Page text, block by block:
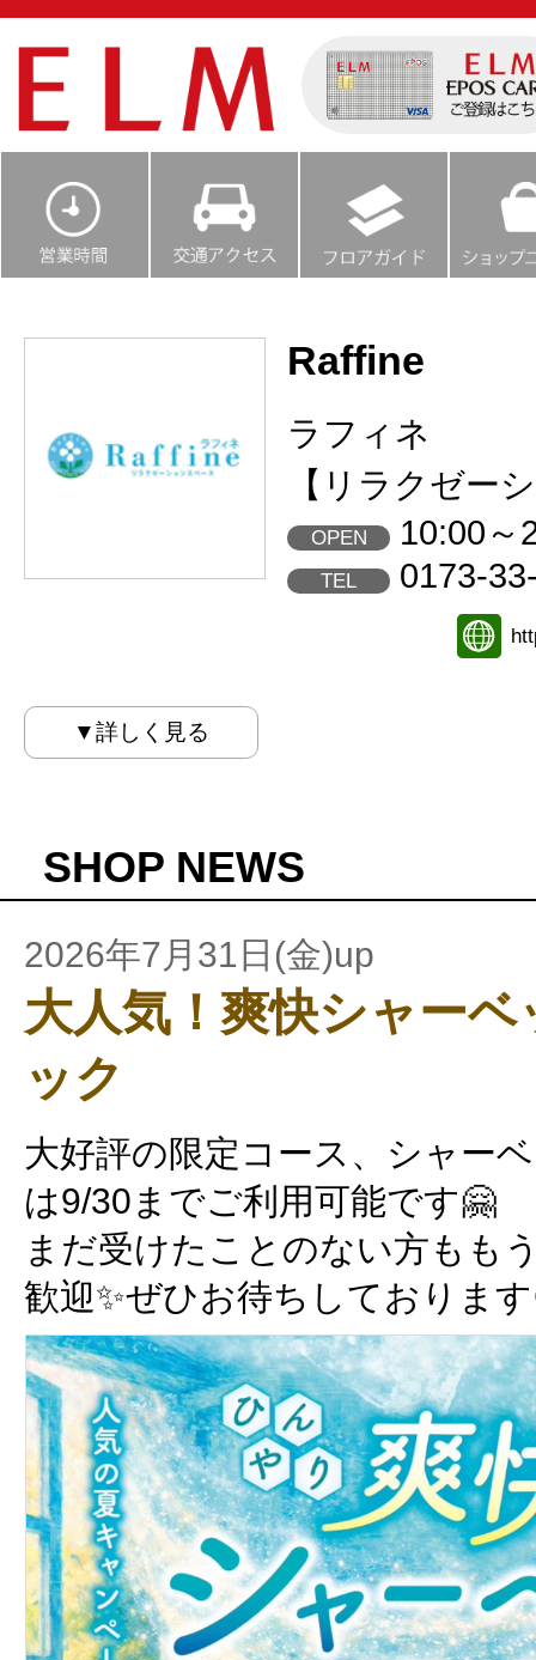
Raffine
ラフィネ
【リラクゼー
OPEN 10:00～
TEL 0173-
▼詳しく見る
SHOP NEWS
2026年7月31日(金)up
大人気！爽快シャー
ック
大好評の限定コース、シャー
は9/30までご利用可能です🤗
まだ受けたことのない方もも
歓迎✨ぜひお待ちしておりま